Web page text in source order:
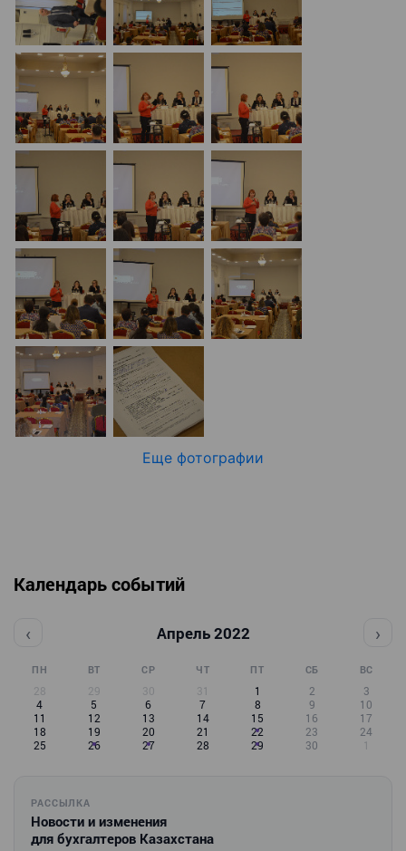
Еще фотографии
Календарь событий
‹ Апрель 2022 ›
ПН ВТ СР ЧТ ПТ СБ ВС
28 29 30 31 1 2
3
4
5 6 7 8 9
10
11
12 13 14 15 16
17
18
19 20 21 22 23
24
25
26 27 28 29 30 1
РАССЫЛКА
Новости и изменения
для бухгалтеров Казахстана